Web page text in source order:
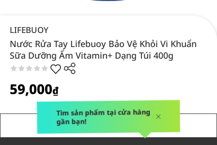
LIFEBUOY
Nước Rửa Tay Lifebuoy Bảo Vệ Khỏi Vi Khuẩn
Sữa Dưỡng Ẩm Vitamin+ Dạng Túi 400g
59,000₫
THÔNG BÁO CHO TÔI
Tìm sản phẩm tại cửa hàng
gần bạn!